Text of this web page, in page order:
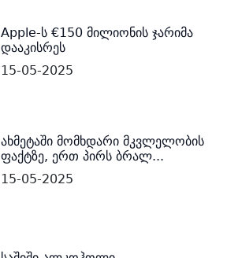
Apple-ს €150 მილიონის ჯარიმა
დააკისრეს
15-05-2025
ახმეტაში მომხდარი მკვლელობის
ფაქტზე, ერთ პირს ბრალ...
15-05-2025